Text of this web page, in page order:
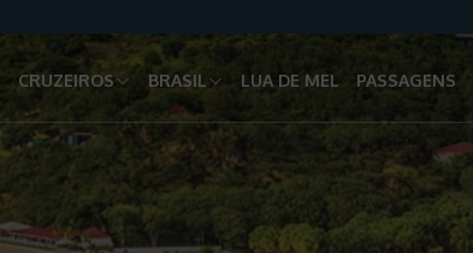
CRUZEIROS BRASIL LUA DE MEL PASSAGENS